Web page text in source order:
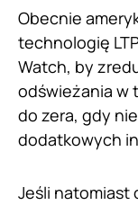
Obecnie
technologię
Watch, by
odświeżania w
do zera, gdy
dodatkowych
Jeśli natomiast